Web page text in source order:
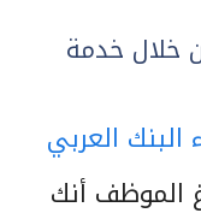
خلال خدمة
العربي
وإبلاغ الموظف أنك